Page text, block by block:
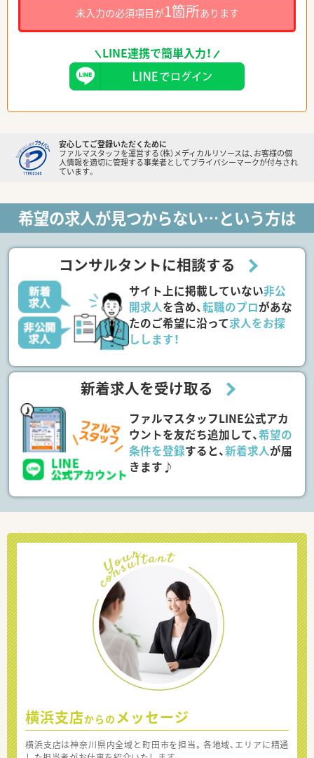
未入力の必須項目が1箇所あります
LINE連携で簡単入力！
安心してご登録いただくために
ファルマスタッフを運営する（株）メディカルリソースは、お客様の個
人情報を適切に管理する事業者としてプライバシーマークが付与され
ています。
希望の求人が見つからない…という方は
コンサルタントに相談する
サイト上に掲載していない非公
開求人を含め、転職のプロがあな
たのご希望に沿って求人をお探
しします！
新着求人を受け取る
ファルマスタッフLINE公式アカ
ウントを友だち追加して、希望の
条件を登録すると、新着求人が届
きます♪
横浜支店からの メッセージ
横浜支店は神奈川県内全域と町田市を担当。各地域、エリアに精通